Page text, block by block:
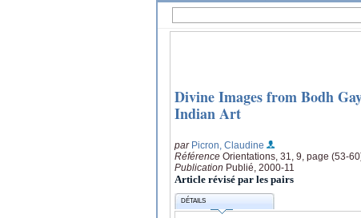
Divine Images from Bodh
Indian Art
par Picron, Claudine
Référence Orientations, 31, 9, page (53-
Publication Publié, 2000-11
Article révisé par les pairs
DÉTAILS